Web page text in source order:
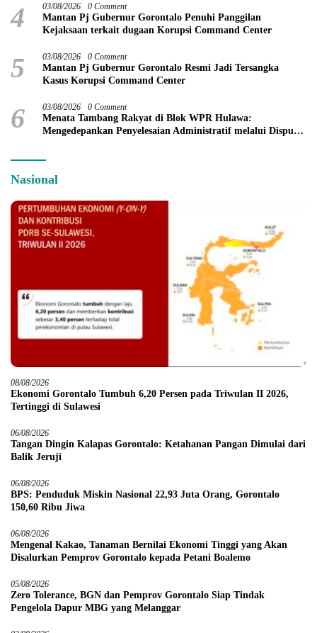
4 03/08/2026 0 Comment
Mantan Pj Gubernur Gorontalo Penuhi Panggilan
Kejaksaan terkait dugaan Korupsi Command Center
5 03/08/2026 0 Comment
Mantan Pj Gubernur Gorontalo Resmi Jadi Tersangka
Kasus Korupsi Command Center
6 03/08/2026 0 Comment
Menata Tambang Rakyat di Blok WPR Hulawa:
Mengedepankan Penyelesaian Administratif melalui Dispute
Nasional
08/08/2026
Ekonomi Gorontalo Tumbuh 6,20 Persen pada Triwulan II 2026,
Tertinggi di Sulawesi
06/08/2026
Tangan Dingin Kalapas Gorontalo: Ketahanan Pangan Dimulai dari
Balik Jeruji
06/08/2026
BPS: Penduduk Miskin Nasional 22,93 Juta Orang, Gorontalo
150,60 Ribu Jiwa
06/08/2026
Mengenal Kakao, Tanaman Bernilai Ekonomi Tinggi yang Akan
Disalurkan Pemprov Gorontalo kepada Petani Boalemo
05/08/2026
Zero Tolerance, BGN dan Pemprov Gorontalo Siap Tindak
Pengelola Dapur MBG yang Melanggar